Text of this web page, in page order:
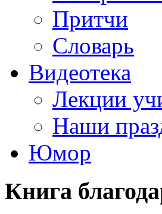
Притчи
Словарь
Видеотека
Лекции
Наши
Юмор
Книга